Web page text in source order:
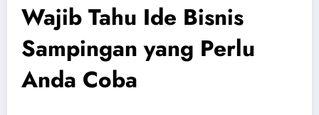
Wajib Tahu Ide Bisnis
Sampingan yang Perlu
Anda Coba